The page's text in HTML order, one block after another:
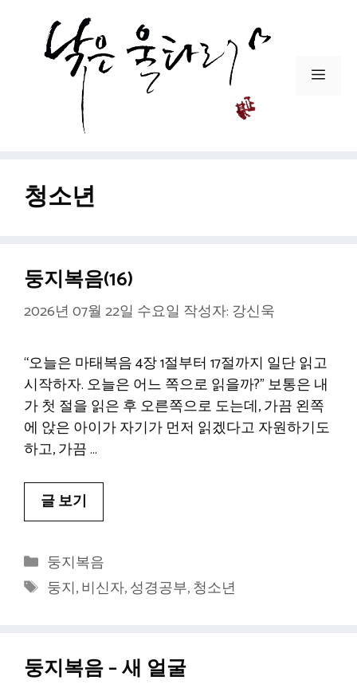
메
청소년
둥지복음(16)
2026년 07월 22일 수요일 작성자: 강신욱
“오늘은 마태복음 4장 1절부터 17절까지 일단 읽고
시작하자. 오늘은 어느 쪽으로 읽을까?” 보통은 내
가 첫 절을 읽은 후 오른쪽으로 도는데, 가끔 왼쪽
에 앉은 아이가 자기가 먼저 읽겠다고 자원하기도
하고, 가끔 …
글 보기
카
테
고
둥지복음
태
둥지,비신자,성경공부,청소년
둥지복음 – 새 얼굴